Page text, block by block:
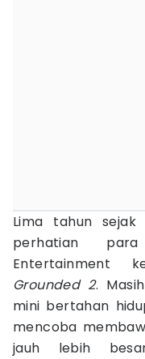
Lima tahun sejak
perhatian
Entertainment
Grounded 2.
mini bertahan
mencoba
jauh lebih